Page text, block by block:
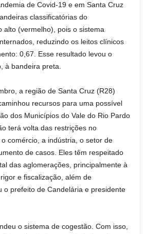
de Covid-19 e em Santa Cruz
classificatórias do
alto (vermelho), pois o sistema
reduzindo os leitos clínicos
0,67. Esse resultado levou o
à bandeira preta.
a região de Santa Cruz (R28)
recursos para uma possível
dos Municípios do Vale do Rio Pardo
terá volta das restrições no
comércio, a indústria, o setor de
de casos. Eles têm respeitado
das aglomerações, principalmente à
e fiscalização, além de
o prefeito de Candelária e presidente
o sistema de cogestão. Com isso,